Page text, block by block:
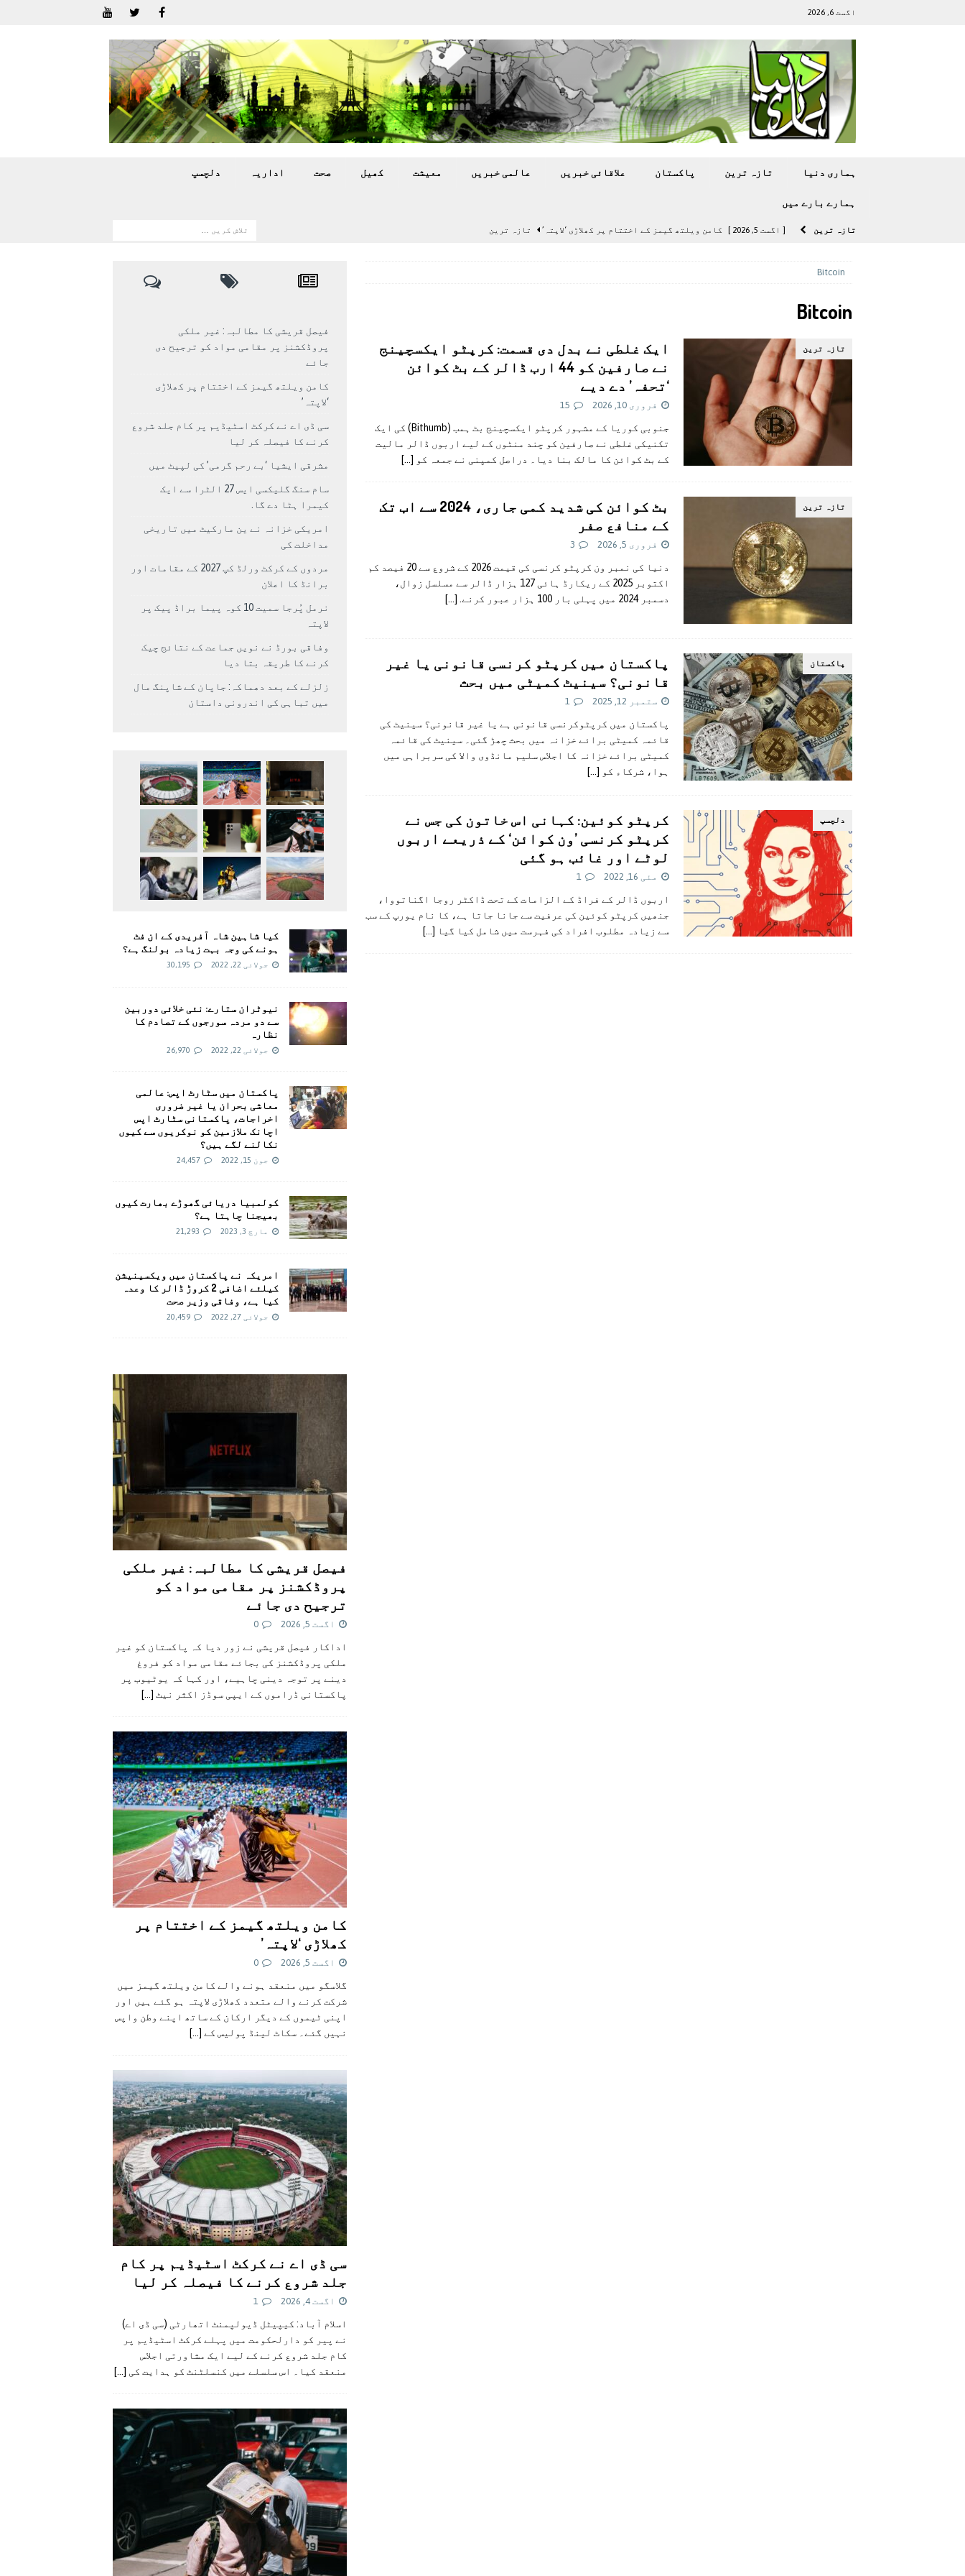
اگست 6, 2026
ہماری دنیا تازہ ترين پاکستان علاقائی خبريں عالمی خبريں معيشت کھيل صحت اداريہ دلچسپ
ہمارے بارے ميں
تازہ ترين [ اگست 5, 2026 ] کامن ویلتھ گیمز کے اختتام پر کھلاڑی ‘لاپتہ’ تازہ ترين
پاکستان
Bitcoin
Bitcoin
تازہ ترين
ایک غلطی نے بدل دی قسمت: کرپٹو ایکسچینج
نے صارفین کو 44 ارب ڈالر کے بٹ کوائن
‘تحفہ’ دے دیے
فروری 10, 2026 15
جنوبی کوریا کے مشہور کرپٹو ایکسچینج بٹ ہمب (Bithumb) کی ایک
تکنیکی غلطی نے صارفین کو چند منٹوں کے لیے اربوں ڈالر مالیت
کے بٹ کوائن کا مالک بنا دیا۔ دراصل کمپنی نے جمعہ کو […]
تازہ ترين
بٹ کوائن کی شدید کمی جاری، 2024 سے اب تک
کے منافع صفر
فروری 5, 2026 3
دنیا کی نمبر ون کرپٹو کرنسی کی قیمت 2026 کے شروع سے 20 فیصد کم
اکتوبر 2025 کے ریکارڈ ہائی 127 ہزار ڈالر سے مسلسل زوال،
دسمبر 2024 میں پہلی بار 100 ہزار عبور کرنے.
[…]
پاکستان
پاکستان میں کرپٹو کرنسی قانونی یا غیر
قانونی؟ سینیٹ کمیٹی میں بحث
ستمبر 12, 2025 1
پاکستان میں کرپٹوکرنسی قانونی ہے یا غیر قانونی؟ سینیٹ کی
قائمہ کمیٹی برائے خزانہ میں بحث چھڑ گئی۔ سینیٹ کی قائمہ
کمیٹی برائے خزانہ کا اجلاس سلیم مانڈوی والا کی سربراہی میں
ہوا، شرکاء کو […]
دلچسپ
کرپٹو کوئین: کہانی اس خاتون کی جس نے
کرپٹو کرنسی ’ون کوائن‘ کے ذریعے اربوں
لوٹے اور غائب ہو گئی
مئی 16, 2022 1
اربوں ڈالر کے فراڈ کے الزامات کے تحت ڈاکٹر روجا اگناتووا،
جنھیں کرپٹو کوئین کی عرفیت سے جانا جاتا ہے، کا نام یورپ کے سب
سے زیادہ مطلوب افراد کی فہرست میں شامل کیا گیا […]
فیصل قریشی کا مطالبہ: غیر ملکی
پروڈکشنز پر مقامی مواد کو ترجیح دی
جائے
کامن ویلتھ گیمز کے اختتام پر کھلاڑی
‘لاپتہ’
سی ڈی اے نے کرکٹ اسٹیڈیم پر کام جلد شروع
کرنے کا فیصلہ کر لیا
مشرقی ایشیا ‘بے رحم گرمی’ کی لپیٹ میں
سام سنگ گلیکسی ایس 27 الٹرا سے ایک
کیمرا ہٹا دے گا.
امریکی خزانہ نے ین مارکیٹ میں تاریخی
مداخلت کی
مردوں کے کرکٹ ورلڈ کپ 2027 کے مقامات اور
برانڈ کا اعلان
نرمل پُرجا سمیت 10 کوہ پیما براڈ پیک پر
لاپتہ
وفاقی بورڈ نے نویں جماعت کے نتائج چیک
کرنے کا طریقہ بتا دیا
زلزلے کے بعد دھماکہ: جاپان کے شاپنگ مال
میں تباہی کی اندرونی داستان
کیا شاہین شاہ آفریدی کے ان فٹ
ہونے کی وجہ بہت زیادہ بولنگ ہے؟
جولائی 22, 2022 30,195
نیوٹران ستارے: نئی خلائی دوربین
سے دو مردہ سورجوں کے تصادم کا
نظارہ
جولائی 22, 2022 26,970
پاکستان میں سٹارٹ اپس: عالمی
معاشی بحران یا غیر ضروری
اخراجات، پاکستانی سٹارٹ اپس
اچانک ملازمین کو نوکریوں سے کیوں
نکالنے لگے ہیں؟
جون 15, 2022 24,457
کولمبیا دریائی گھوڑے بھارت کیوں
بھیجنا چاہتا ہے؟
مارچ 3, 2023 21,293
امريکہ نے پاکستان میں ویکسینیشن
کیلئے اضافی 2 کروڑ ڈالر کا وعدہ
کیا ہے، وفاقی وزیر صحت
جولائی 27, 2022 20,459
فیصل قریشی کا مطالبہ: غیر ملکی
پروڈکشنز پر مقامی مواد کو
ترجیح دی جائے
اگست 5, 2026 0
اداکار فیصل قریشی نے زور دیا کہ پاکستان کو غیر
ملکی پروڈکشنز کی بجائے مقامی مواد کو فروغ
دینے پر توجہ دینی چاہیے، اور کہا کہ یوٹیوب پر
پاکستانی ڈراموں کے ایپی سوڈز اکثر نیٹ [...]
کامن ویلتھ گیمز کے اختتام پر
کھلاڑی ‘لاپتہ’
اگست 5, 2026 0
گلاسگو میں منعقد ہونے والے کامن ویلتھ گیمز میں
شرکت کرنے والے متعدد کھلاڑی لاپتہ ہو گئے ہیں اور
اپنی ٹیموں کے دیگر ارکان کے ساتھ اپنے وطن واپس
نہیں گئے۔ سکاٹ لینڈ پولیس کے [...]
سی ڈی اے نے کرکٹ اسٹیڈیم پر کام
جلد شروع کرنے کا فیصلہ کر لیا
اگست 4, 2026 1
اسلام آباد: کیپیٹل ڈیولپمنٹ اتھارٹی (سی ڈی اے)
نے پیر کو دارلحکومت میں پہلے کرکٹ اسٹیڈیم پر
کام جلد شروع کرنے کے لیے ایک مشاورتی اجلاس
منعقد کیا۔ اس سلسلے میں کنسلٹنٹ کو ہدایت کی [...]